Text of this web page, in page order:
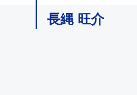
長縄 旺介